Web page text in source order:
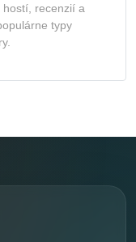
recenzií a
typy